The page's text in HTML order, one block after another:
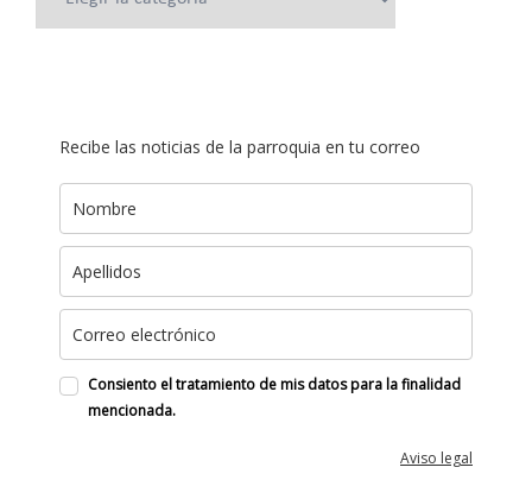
Recibe las noticias de la parroquia en tu correo
Consiento el tratamiento de mis datos para la finalidad
mencionada.
Aviso legal